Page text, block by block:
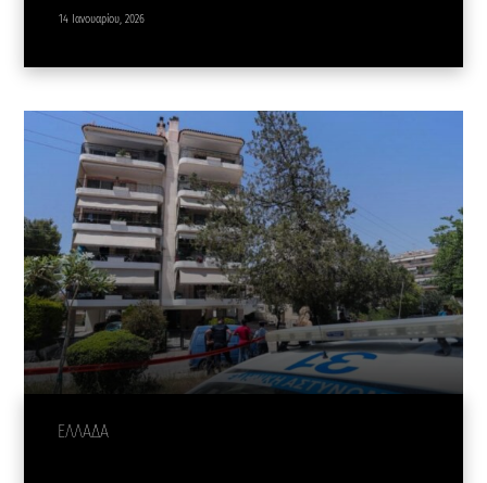
14 Ιανουαρίου, 2026
ΕΛΛΑΔΑ